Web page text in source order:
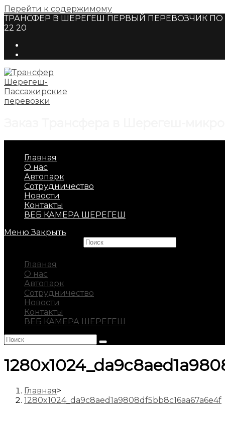
Перейти к содержимому
ТРАНСФЕР В ШЕРЕГЕШ ПЕРВЫЙ ПЕРЕВОЗЧИК ПО
22 20
Главная
О нас
Автопарк
Сотрудничество
Новости
Контакты
ВЕБ КАМЕРА ШЕРЕГЕШ
Меню Закрыть
Главная
О нас
Автопарк
Сотрудничество
Новости
Контакты
ВЕБ КАМЕРА ШЕРЕГЕШ
Главная>
1280x1024_da9c8aed1a9808df5bb8c16aa67a6e4f